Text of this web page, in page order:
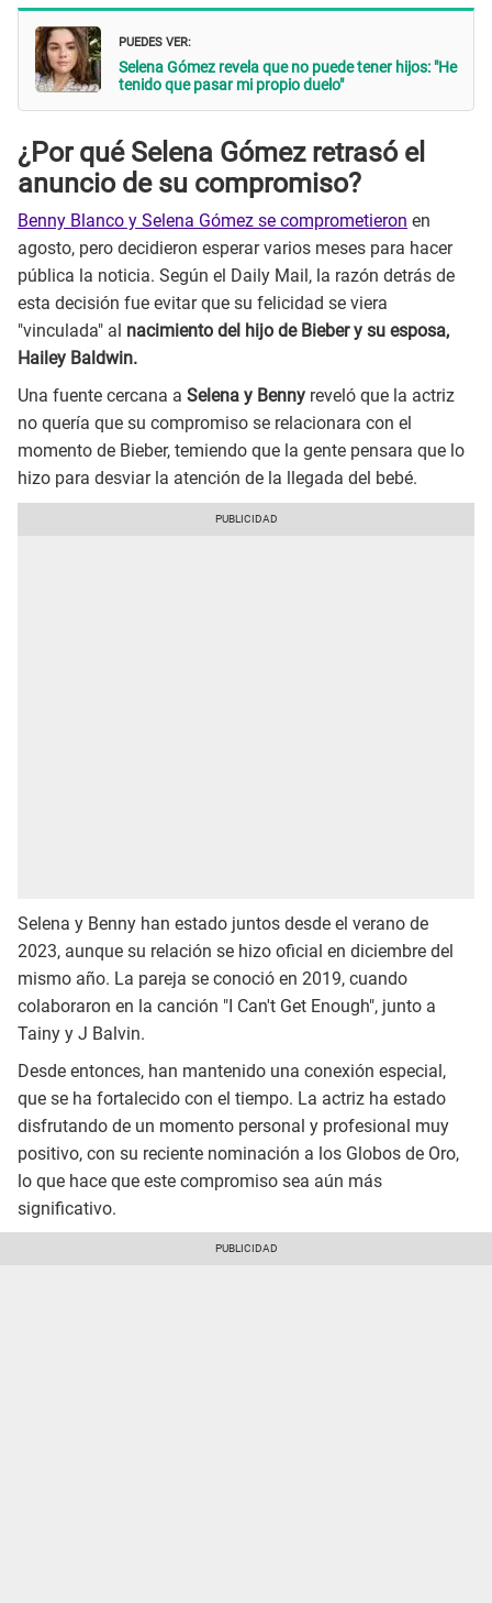
PUEDES VER:
Selena Gómez revela que no puede tener hijos: "He
tenido que pasar mi propio duelo"
¿Por qué Selena Gómez retrasó el
anuncio de su compromiso?
Benny Blanco y Selena Gómez se comprometieron en
agosto, pero decidieron esperar varios meses para hacer
pública la noticia. Según el Daily Mail, la razón detrás de
esta decisión fue evitar que su felicidad se viera
"vinculada" al nacimiento del hijo de Bieber y su esposa,
Hailey Baldwin.
Una fuente cercana a Selena y Benny reveló que la actriz
no quería que su compromiso se relacionara con el
momento de Bieber, temiendo que la gente pensara que lo
hizo para desviar la atención de la llegada del bebé.
Selena y Benny han estado juntos desde el verano de
2023, aunque su relación se hizo oficial en diciembre del
mismo año. La pareja se conoció en 2019, cuando
colaboraron en la canción "I Can't Get Enough", junto a
Tainy y J Balvin.
Desde entonces, han mantenido una conexión especial,
que se ha fortalecido con el tiempo. La actriz ha estado
disfrutando de un momento personal y profesional muy
positivo, con su reciente nominación a los Globos de Oro,
lo que hace que este compromiso sea aún más
significativo.